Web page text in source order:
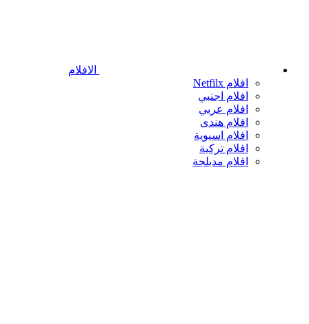
الافلام
افلام Netfilx
افلام اجنبي
افلام عربي
افلام هندى
افلام اسيوية
افلام تركية
افلام مدبلجة